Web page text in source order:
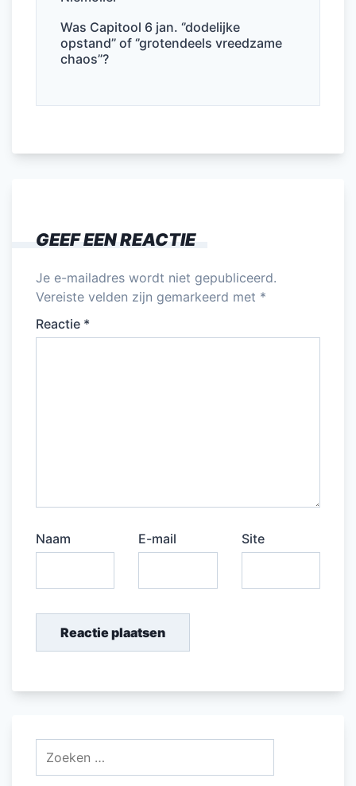
Was Capitool 6 jan. ‘’dodelijke
opstand’’ of ‘’grotendeels vreedzame
chaos’’?
GEEF EEN REACTIE
Je e-mailadres wordt niet gepubliceerd.
Vereiste velden zijn gemarkeerd met *
Reactie *
Naam E-mail Site
Zoeken